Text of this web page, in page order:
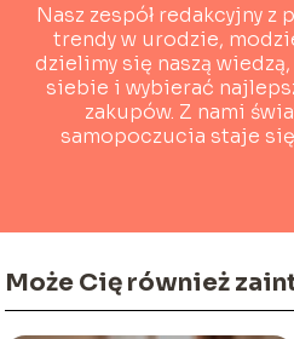
Nasz zespół redakcyjny z
trendy w urodzie,
dzielimy się naszą
siebie i wybierać
zakupów. Z nami
samopoczucia staje
Może Cię również